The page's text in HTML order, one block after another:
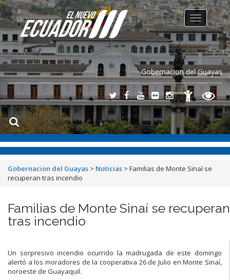
Gobernacion del Guayas
Toggle
navigation
Gobernacion del Guayas > Noticias > Familias de Monte Sinaí se
recuperan tras incendio
Familias de Monte Sinaí se recuperan
tras incendio
Un sorpresivo incendio ocurrido la madrugada de este domingo
alertó a los moradores de la cooperativa 26 de Julio en Monte Sinaí,
noroeste de Guayaquil.